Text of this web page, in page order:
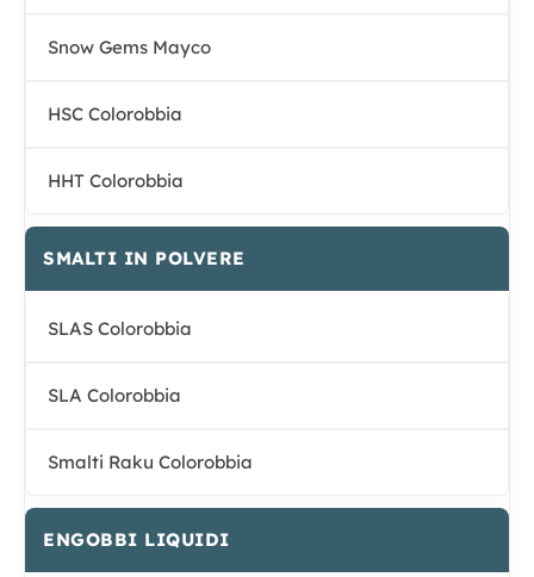
Snow Gems Mayco
HSC Colorobbia
HHT Colorobbia
SMALTI IN POLVERE
SLAS Colorobbia
SLA Colorobbia
Smalti Raku Colorobbia
ENGOBBI LIQUIDI